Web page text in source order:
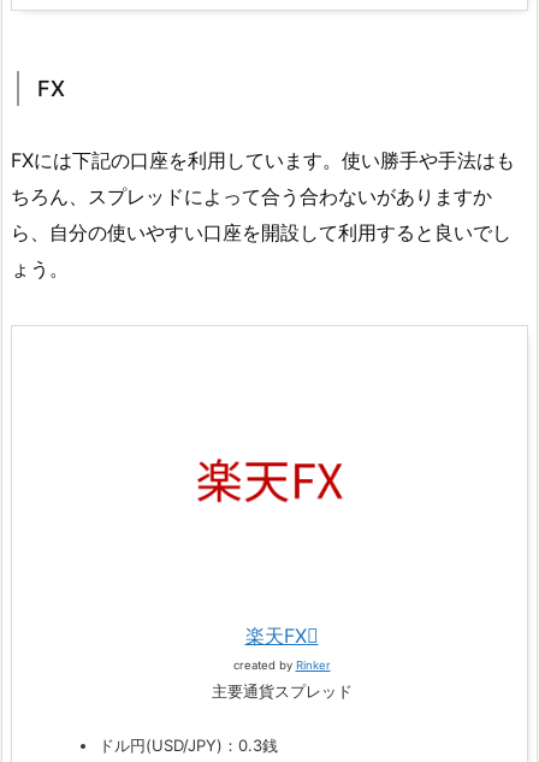
FX
FXには下記の口座を利用しています。使い勝手や手法はも
ちろん、スプレッドによって合う合わないがありますか
ら、自分の使いやすい口座を開設して利用すると良いでし
ょう。
楽天FX
created by Rinker
主要通貨スプレッド
ドル円(USD/JPY)：0.3銭